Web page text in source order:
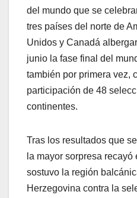
del mundo que se
tres países del norte de
Unidos y Canadá
junio la fase final del
también por primera vez,
participación de 48
continentes.
Tras los resultados que
la mayor sorpresa
sostuvo la región
Herzegovina contra la